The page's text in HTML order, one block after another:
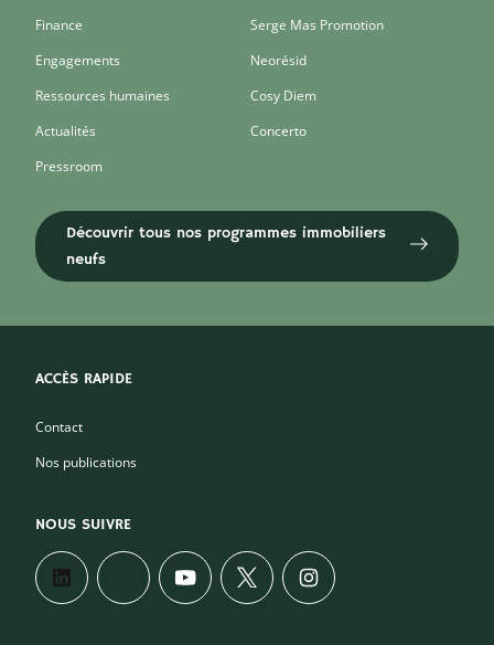
Finance
Engagements
Ressources humaines
Actualités
Pressroom
Serge Mas Promotion
Neorésid
Cosy Diem
Concerto
Découvrir tous nos programmes immobiliers
neufs
ACCÈS RAPIDE
Contact
Nos publications
NOUS SUIVRE